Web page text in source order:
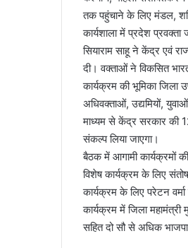
तक पहुंचाने के लिए मंडल,
कार्यशाला में प्रदेश प्रवक्ता
सियाराम साहू ने केंद्र एवं
दी। वक्ताओं ने विकसित
कार्यक्रम की भूमिका जिला
अधिवक्ताओं, उद्यमियों,
माध्यम से केंद्र सरकार की
संकल्प लिया जाएगा।
बैठक में आगामी कार्यक्रमों
विशेष कार्यक्रम के लिए
कार्यक्रम के लिए परेटन वर्मा
कार्यक्रम में जिला
सहित दो सौ से अधिक भाजपा